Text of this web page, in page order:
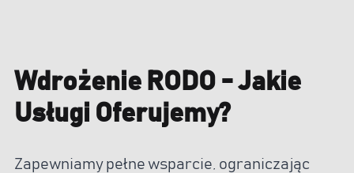
Wdrożenie RODO - Jakie
Usługi Oferujemy?
Zapewniamy pełne wsparcie, ograniczając